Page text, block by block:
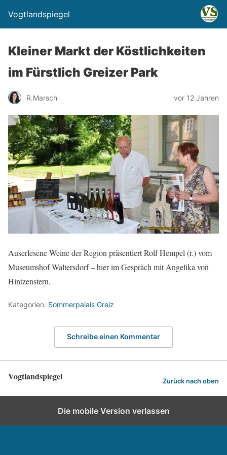
Vogtlandspiegel
Kleiner Markt der Köstlichkeiten
im Fürstlich Greizer Park
R.Marsch vor 12 Jahren
Auserlesene Weine der Region präsentiert Rolf Hempel (r.) vom
Museumshof Waltersdorf – hier im Gespräch mit Angelika von
Hintzenstern.
Kategorien: Sommerpalais Greiz
Schreibe einen Kommentar
Vogtlandspiegel Zurück nach oben
Die mobile Version verlassen